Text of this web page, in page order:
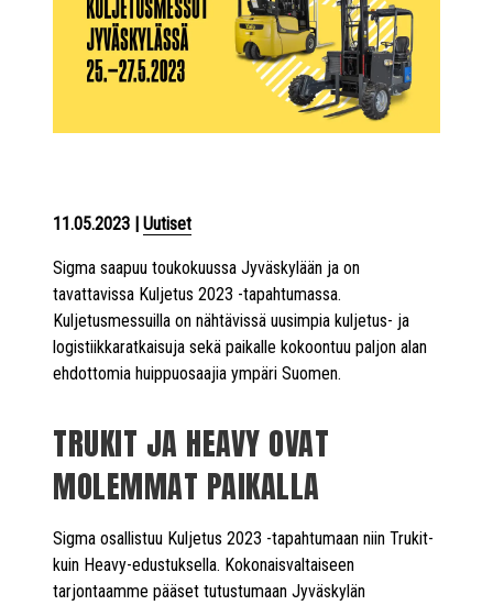
11.05.2023 | Uutiset
Sigma saapuu toukokuussa Jyväskylään ja on
tavattavissa Kuljetus 2023 -tapahtumassa.
Kuljetusmessuilla on nähtävissä uusimpia kuljetus- ja
logistiikkaratkaisuja sekä paikalle kokoontuu paljon alan
ehdottomia huippuosaajia ympäri Suomen.
TRUKIT JA HEAVY OVAT
MOLEMMAT PAIKALLA
Sigma osallistuu Kuljetus 2023 -tapahtumaan niin Trukit-
kuin Heavy-edustuksella. Kokonaisvaltaiseen
tarjontaamme pääset tutustumaan Jyväskylän